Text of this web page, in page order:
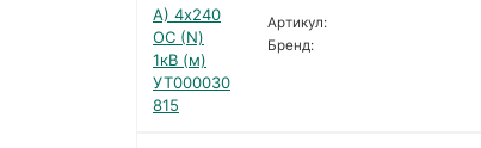
Артикул:
Бренд: